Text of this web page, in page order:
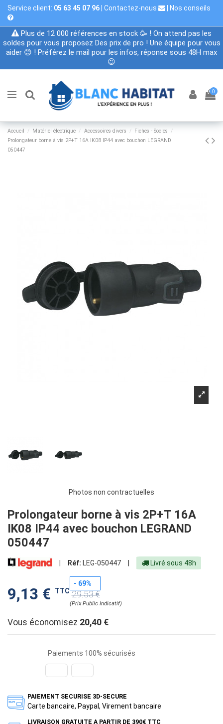
Service client: 05 63 45 07 96 Contactez-nous Nos conseils
Plus de 12 000 références en stock 🥳 ! On attend pas les
soldes pour vous proposez Des prix de pro ! Une équipe pour vous
aider 😊 ! Préférez le mail pour les infos, réponse sous 48H max
😉
0
Accueil Matériel électrique Accessoires divers
Fiches - Socles
Prolongateur borne à vis 2P+T 16A IK08 IP44 avec bouchon LEGRAND
050447
Photos non contractuelles
Prolongateur borne à vis 2P+T 16A
IK08 IP44 avec bouchon LEGRAND
050447
Réf: LEG-050447 Livré sous 48h
9,13 € TTC
- 69%
29.53 €
(Prix Public Indicatif)
Vous économisez 20,40 €
Paiements 100% sécurisés
PAIEMENT SECURISE 3D-SECURE
Carte bancaire, Paypal, Virement bancaire
LIVRAISON GRATUITE A PARTIR DE 390€ TTC